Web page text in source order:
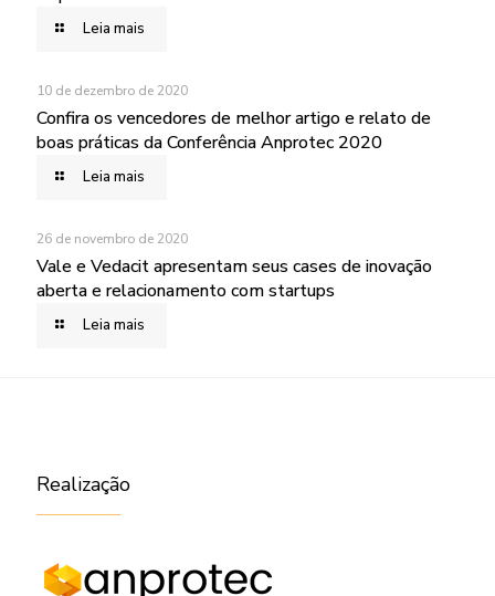
Leia mais
10 de dezembro de 2020
Confira os vencedores de melhor artigo e relato de
boas práticas da Conferência Anprotec 2020
Leia mais
26 de novembro de 2020
Vale e Vedacit apresentam seus cases de inovação
aberta e relacionamento com startups
Leia mais
Realização